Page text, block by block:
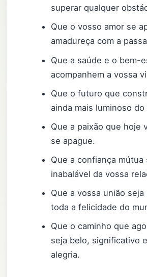
superar qualquer
Que o vosso amor se
amadureça com a
Que a saúde e o bem-
acompanhem a vossa
Que o futuro que
ainda mais luminoso
Que a paixão que hoje
se apague.
Que a confiança mútua
inabalável da vossa
Que a vossa união seja
toda a felicidade do
Que o caminho que
seja belo, significativo
alegria.